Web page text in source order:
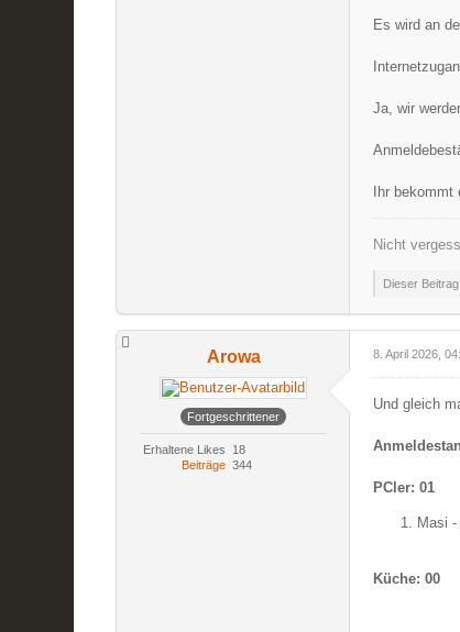
Es wird an
Ja, wir
Ihr
Nicht
Dieser
Arowa
Fortgeschrittener
Erhaltene Likes
18
Beiträge 344
8. April 2026,
Und gleich
PCler: 01
Masi
Küche: 00